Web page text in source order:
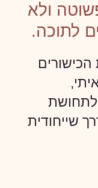
ולא
לתוכה.
לתחושת
שייחודית